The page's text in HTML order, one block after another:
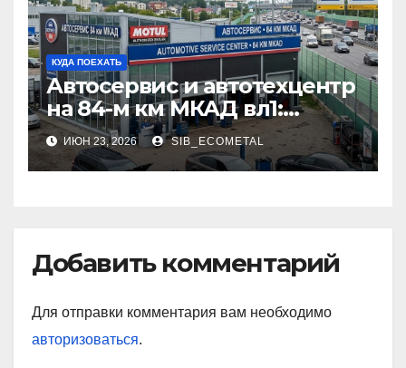
КУДА ПОЕХАТЬ
Автосервис и автотехцентр
на 84-м км МКАД вл1:
описание услуг и режим
работы
ИЮН 23, 2026 SIB_ECOMETAL
Добавить комментарий
Для отправки комментария вам необходимо
авторизоваться.